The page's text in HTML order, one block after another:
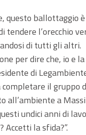
questo ballottaggio
tendere l’orecchio
di tutti gli altri.
per dire che, io e
di
il gruppo
all’ambiente a
undici anni di
Accetti la sfida?”.